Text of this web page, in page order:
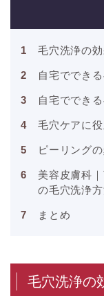
毛穴洗浄の
自宅ででき
自宅ででき
毛穴ケアに
ピーリング
美容皮膚科
の毛穴洗浄
まとめ
毛穴洗浄の